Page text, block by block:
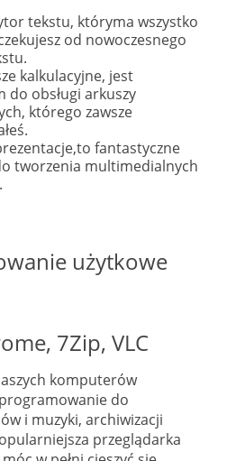
tekstu, któryma wszystko
od nowoczesnego
kalkulacyjne, jest
do obsługi arkuszy
którego zawsze
fantastyczne
tworzenia multimedialnych
użytkowe
7Zip, VLC
komputerów
do
i muzyki, archiwizacji
przeglądarka